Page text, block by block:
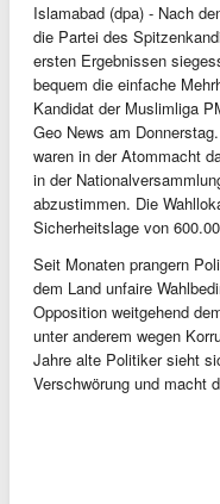
Islamabad (dpa) - Nach
die Partei des
ersten Ergebnissen
bequem die einfache
Kandidat der Muslimliga
Geo News am
waren in der Atommacht
in der
abzustimmen. Die
Sicherheitslage von
Seit Monaten prangern
dem Land unfaire
Opposition weitgehend
unter anderem wegen
Jahre alte Politiker sieht
Verschwörung und macht